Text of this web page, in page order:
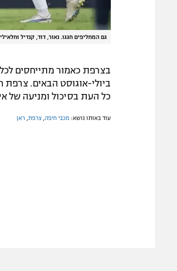
גם המחליפים חגגו. נאור, דוד, קנדיל וחלאילי
ביולי-אוגוסט הבאים. צרפת
כל העת בסיכול ומניעה של
עוד באותו נושא: מכבי חיפה צרפת ראן